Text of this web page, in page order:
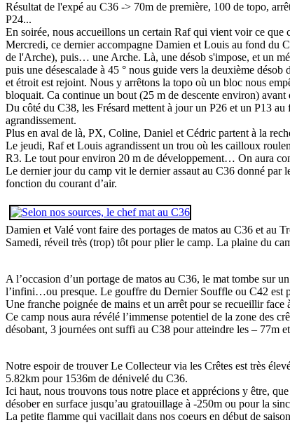
Résultat de l'expé au C36 -> 70m de première, 100 de topo,
P24...
En soirée, nous accueillons un certain Raf qui vient voir ce que
Mercredi, ce dernier accompagne Damien et Louis au fond du
de l'Arche), puis… une Arche. Là, une désob s'impose, et un
puis une désescalade à 45 ° nous guide vers la deuxième
et étroit est rejoint. Nous y arrêtons la topo où un bloc nous
bloquait. Ca continue un bout (25 m de descente environ)
Du côté du C38, les Frésard mettent à jour un P26 et un P13
agrandissement.
Plus en aval de là, PX, Coline, Daniel et Cédric partent à la
Le jeudi, Raf et Louis agrandissent un trou où les cailloux
R3. Le tout pour environ 20 m de développement… On aura
Le dernier jour du camp vit le dernier assaut au C36 donné
fonction du courant d’air.
Damien et Valé vont faire des portages de matos au C36 et au
Samedi, réveil très (trop) tôt pour plier le camp. La plaine du
A l’occasion d’un portage de matos au C36, le mat tombe sur
l’infini…ou presque. Le gouffre du Dernier Souffle ou C42 est
Une franche poignée de mains et un arrêt pour se recueillir
Ce camp nous aura révélé l’immense potentiel de la zone des
désobant, 3 journées ont suffi au C38 pour atteindre les – 77m
Notre espoir de trouver Le Collecteur via les Crêtes est très
5.82km pour 1536m de dénivelé du C36.
Ici haut, nous trouvons tous notre place et apprécions y être,
désober en surface jusqu’au gratouillage à -250m ou pour la
La petite flamme qui vacillait dans nos coeurs en début de